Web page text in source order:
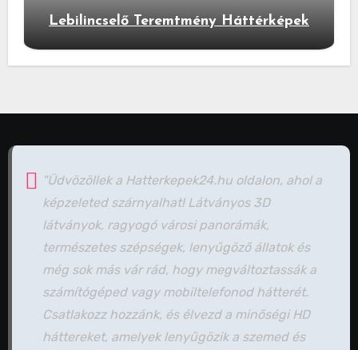
Lebilincselő Teremtmény Háttérképek
"Üdvözöllek a Hatterkepek24.hu oldalon, ahol a
képzeleted szárnyalhat! Látványos 3D
látványok, ragyogó városi panorámák,
természetes szépségek, lenyűgöző állatok és
még sok más vár rád, hogy megváltoztassák a
számítógéped vagy mobiltelefonod hátterét.
Csatlakozz hozzánk, és élvezd a minőségi HD
háttereket, amelyek lenyűgözik a szemed és